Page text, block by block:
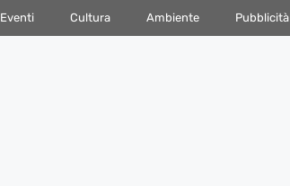
Eventi Cultura Ambiente Pubblicità